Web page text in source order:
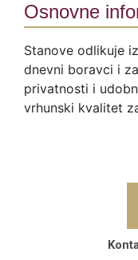
Osnovne
Stanove odlikuje
dnevni boravci i
privatnosti i
vrhunski kvalitet